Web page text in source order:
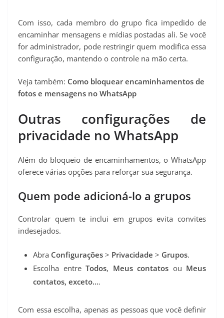
Com isso, cada membro do grupo fica impedido de
encaminhar mensagens e mídias postadas ali. Se você
for administrador, pode restringir quem modifica essa
configuração, mantendo o controle na mão certa.
Veja também: Como bloquear encaminhamentos de
fotos e mensagens no WhatsApp
Outras configurações de
privacidade no WhatsApp
Além do bloqueio de encaminhamentos, o WhatsApp
oferece várias opções para reforçar sua segurança.
Quem pode adicioná-lo a grupos
Controlar quem te inclui em grupos evita convites
indesejados.
Abra Configurações > Privacidade > Grupos.
Escolha entre Todos, Meus contatos ou Meus
contatos, exceto….
Com essa escolha, apenas as pessoas que você definir